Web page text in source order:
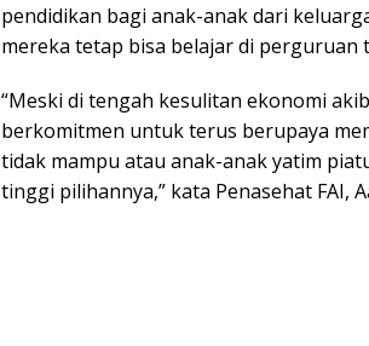
pendidikan bagi anak-anak dari
mereka tetap bisa belajar di perguruan
“Meski di tengah kesulitan ekonomi
berkomitmen untuk terus berupaya
tidak mampu atau anak-anak yatim
tinggi pilihannya,” kata Penasehat FAI,